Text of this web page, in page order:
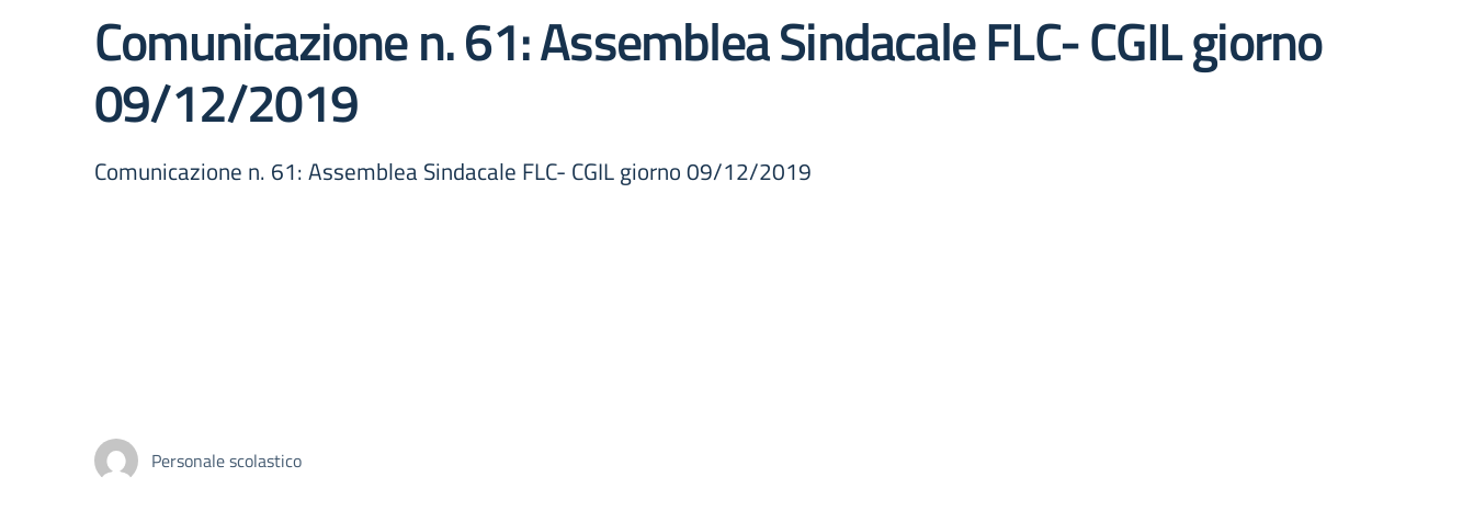
Comunicazione n. 61: Assemblea Sindacale FLC- CGIL giorno
09/12/2019
Comunicazione n. 61: Assemblea Sindacale FLC- CGIL giorno 09/12/2019
Personale scolastico